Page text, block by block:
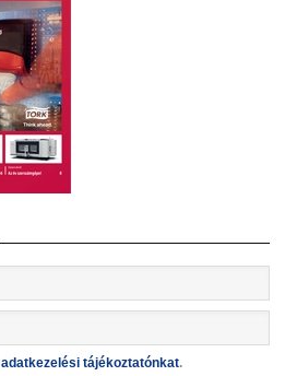
adatkezelési tájékoztatónkat.